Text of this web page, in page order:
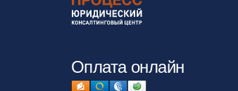
Оплата онлайн